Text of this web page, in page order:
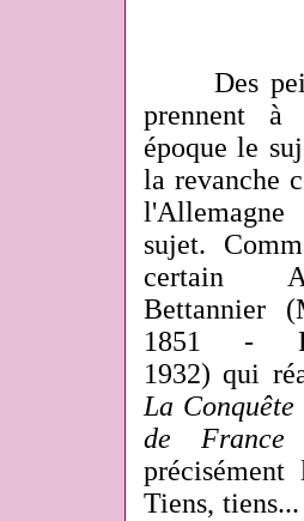
Des
prennent à
époque le
la revanche
l'Allemagne
sujet.
certain
Bettannier
1851 -
1932) qui
La
de France
Tiens, tiens...